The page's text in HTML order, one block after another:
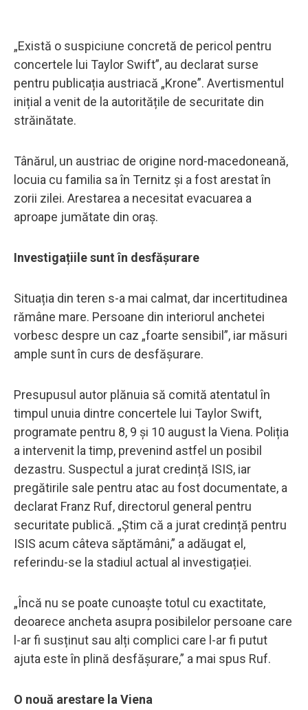
„Există o suspiciune concretă de pericol pentru
concertele lui Taylor Swift”, au declarat surse
pentru publicația austriacă „Krone”. Avertismentul
inițial a venit de la autoritățile de securitate din
străinătate.
Tânărul, un austriac de origine nord-macedoneană,
locuia cu familia sa în Ternitz și a fost arestat în
zorii zilei. Arestarea a necesitat evacuarea a
aproape jumătate din oraș.
Investigațiile sunt în desfășurare
Situația din teren s-a mai calmat, dar incertitudinea
rămâne mare. Persoane din interiorul anchetei
vorbesc despre un caz „foarte sensibil”, iar măsuri
ample sunt în curs de desfășurare.
Presupusul autor plănuia să comită atentatul în
timpul unuia dintre concertele lui Taylor Swift,
programate pentru 8, 9 și 10 august la Viena. Poliția
a intervenit la timp, prevenind astfel un posibil
dezastru. Suspectul a jurat credință ISIS, iar
pregătirile sale pentru atac au fost documentate, a
declarat Franz Ruf, directorul general pentru
securitate publică. „Știm că a jurat credință pentru
ISIS acum câteva săptămâni,” a adăugat el,
referindu-se la stadiul actual al investigației.
„Încă nu se poate cunoaște totul cu exactitate,
deoarece ancheta asupra posibilelor persoane care
l-ar fi susținut sau alți complici care l-ar fi putut
ajuta este în plină desfășurare,” a mai spus Ruf.
O nouă arestare la Viena